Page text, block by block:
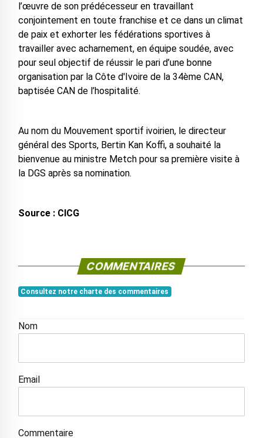
l’œuvre de son prédécesseur en travaillant
conjointement en toute franchise et ce dans un climat
de paix et exhorter les fédérations sportives à
travailler avec acharnement, en équipe soudée, avec
pour seul objectif de réussir le pari d’une bonne
organisation par la Côte d'Ivoire de la 34ème CAN,
baptisée CAN de l’hospitalité.
Au nom du Mouvement sportif ivoirien, le directeur
général des Sports, Bertin Kan Koffi, a souhaité la
bienvenue au ministre Metch pour sa première visite à
la DGS après sa nomination.
Source : CICG
COMMENTAIRES
Consultez notre charte des commentaires
Nom
Email
Commentaire